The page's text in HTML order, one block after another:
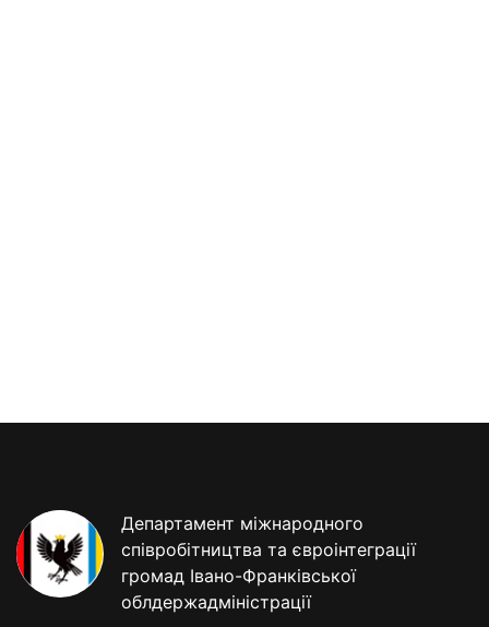
Департамент міжнародного
співробітництва та євроінтеграції
громад Івано-Франківської
облдержадміністрації